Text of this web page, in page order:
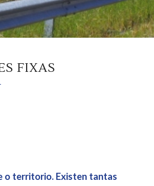
FIXAS
o territorio. Existen tantas